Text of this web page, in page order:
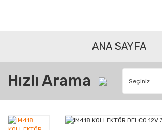
ANA SAYFA
Hızlı Arama